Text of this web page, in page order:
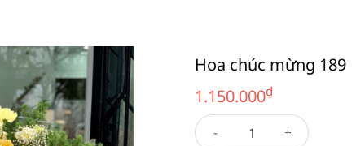
Hoa chúc mừng 189
1.150.000₫
Hoa chúc mừng 189 số lượng